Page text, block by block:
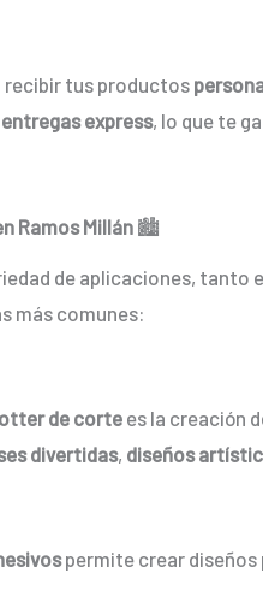
recibir tus productos
entregas express, lo que te
Ramos Millán 🏙️
de aplicaciones, tanto
más comunes:
de corte es la creación
divertidas, diseños
permite crear diseños